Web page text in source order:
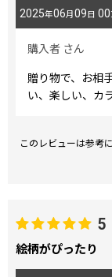
2025年06月09日
購入者 さん
贈り物で、お相
い、楽しい、カ
このレビューは参考
5
絵柄がぴったり